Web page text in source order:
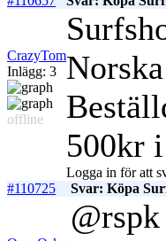
CrazyTom
Inlägg: 3
offline
500kr
Logga in för att
#110725
Svar: Köpa